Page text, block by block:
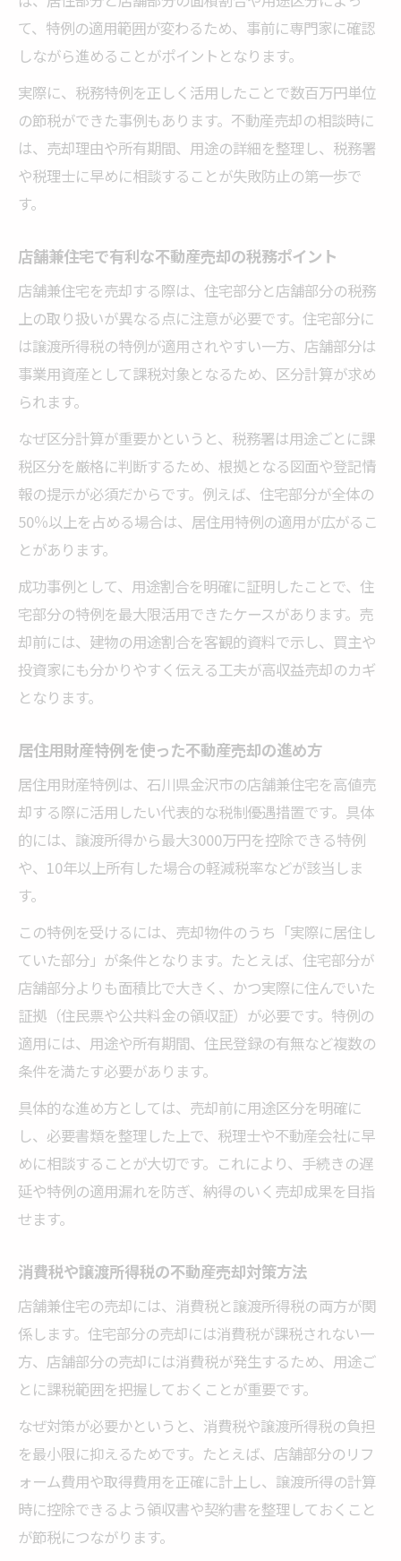
て、特例の適用範囲が変わるため、事前に専門家に確認
しながら進めることがポイントとなります。
実際に、税務特例を正しく活用したことで数百万円単位
の節税ができた事例もあります。不動産売却の相談時に
は、売却理由や所有期間、用途の詳細を整理し、税務署
や税理士に早めに相談することが失敗防止の第一歩で
す。
店舗兼住宅で有利な不動産売却の税務ポイント
店舗兼住宅を売却する際は、住宅部分と店舗部分の税務
上の取り扱いが異なる点に注意が必要です。住宅部分に
は譲渡所得税の特例が適用されやすい一方、店舗部分は
事業用資産として課税対象となるため、区分計算が求め
られます。
なぜ区分計算が重要かというと、税務署は用途ごとに課
税区分を厳格に判断するため、根拠となる図面や登記情
報の提示が必須だからです。例えば、住宅部分が全体の
50％以上を占める場合は、居住用特例の適用が広がるこ
とがあります。
成功事例として、用途割合を明確に証明したことで、住
宅部分の特例を最大限活用できたケースがあります。売
却前には、建物の用途割合を客観的資料で示し、買主や
投資家にも分かりやすく伝える工夫が高収益売却のカギ
となります。
居住用財産特例を使った不動産売却の進め方
居住用財産特例は、石川県金沢市の店舗兼住宅を高値売
却する際に活用したい代表的な税制優遇措置です。具体
的には、譲渡所得から最大3000万円を控除できる特例
や、10年以上所有した場合の軽減税率などが該当しま
す。
この特例を受けるには、売却物件のうち「実際に居住し
ていた部分」が条件となります。たとえば、住宅部分が
店舗部分よりも面積比で大きく、かつ実際に住んでいた
証拠（住民票や公共料金の領収証）が必要です。特例の
適用には、用途や所有期間、住民登録の有無など複数の
条件を満たす必要があります。
具体的な進め方としては、売却前に用途区分を明確に
し、必要書類を整理した上で、税理士や不動産会社に早
めに相談することが大切です。これにより、手続きの遅
延や特例の適用漏れを防ぎ、納得のいく売却成果を目指
せます。
消費税や譲渡所得税の不動産売却対策方法
店舗兼住宅の売却には、消費税と譲渡所得税の両方が関
係します。住宅部分の売却には消費税が課税されない一
方、店舗部分の売却には消費税が発生するため、用途ご
とに課税範囲を把握しておくことが重要です。
なぜ対策が必要かというと、消費税や譲渡所得税の負担
を最小限に抑えるためです。たとえば、店舗部分のリフ
ォーム費用や取得費用を正確に計上し、譲渡所得の計算
時に控除できるよう領収書や契約書を整理しておくこと
が節税につながります。